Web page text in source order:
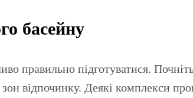
басейну
підготуватися.
відпочинку. Деякі комплекси